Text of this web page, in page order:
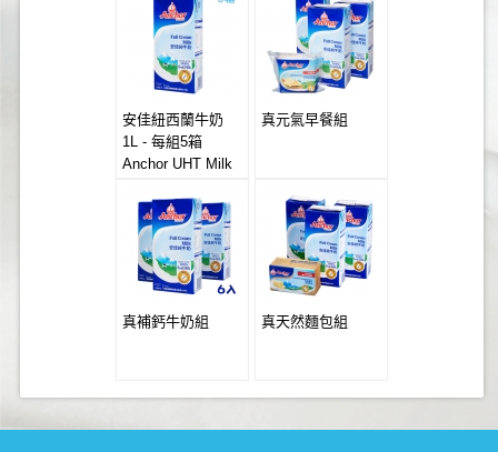
安佳紐西蘭牛奶
1L - 每組5箱
Anchor UHT Milk
真元氣早餐組
真補鈣牛奶組 真天然麵包組